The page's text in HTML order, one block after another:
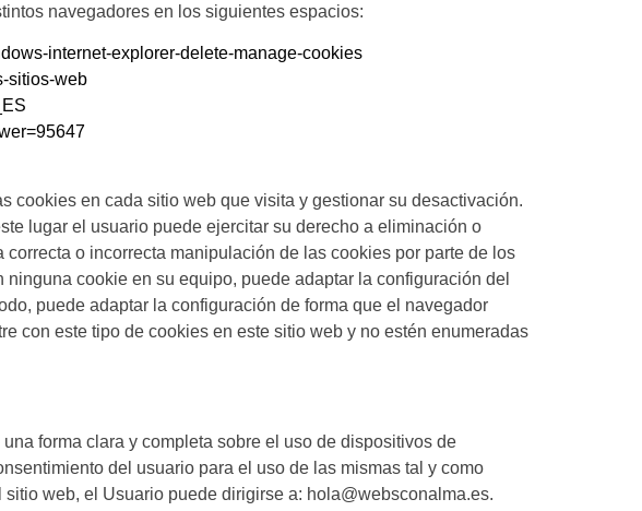
navegadores en los siguientes espacios:
internet-explorer-delete-manage-cookies
sitios-web
cookies en cada sitio web que visita y gestionar su desactivación.
lugar el usuario puede ejercitar su derecho a eliminación o
o incorrecta manipulación de las cookies por parte de los
cookie en su equipo, puede adaptar la configuración del
puede adaptar la configuración de forma que el navegador
con este tipo de cookies en este sitio web y no estén enumeradas
forma clara y completa sobre el uso de dispositivos de
del usuario para el uso de las mismas tal y como
web, el Usuario puede dirigirse a: hola@websconalma.es.